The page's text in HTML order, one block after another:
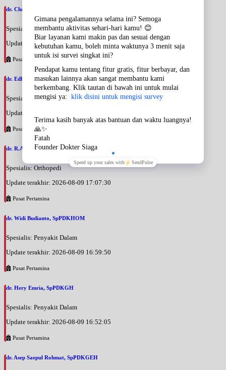
dr. Christiana Liinda Wahyuni, SpOT
Spesialis: Orthopedi
Update terakhir: 2026-08-09 17:16:56
Pusat Pertamina
dr. Edli Warman, SpOT
Spesialis: Orthopedi
Update terakhir: 2026-08-09 17:11:41
Pusat Pertamina
dr. R.Anindito Satrio Nugroho, SpOT
Spesialis: Orthopedi
Update terakhir: 2026-08-09 17:07:30
Pusat Pertamina
dr. Widi Budianto, SpPDKHOM
Spesialis: Penyakit Dalam
Update terakhir: 2026-08-09 16:59:50
Pusat Pertamina
dr. Hery Emria, SpPDKGH
Spesialis: Penyakit Dalam
Update terakhir: 2026-08-09 16:52:05
Pusat Pertamina
dr. Asep Saepul Rohmat, SpPDKGEH